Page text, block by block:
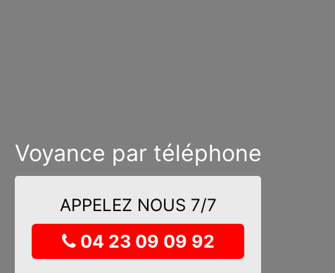
Voyance par téléphone
APPELEZ NOUS 7/7
04 23 09 09 92